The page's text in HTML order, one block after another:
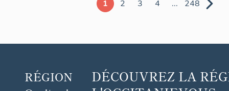
1 2 3 4 ... 248
RÉGION
DÉCOUVREZ LA